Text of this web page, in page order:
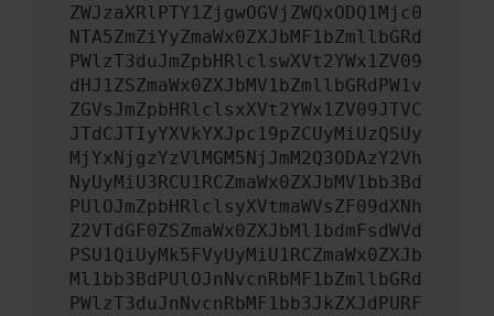
ZWJzaXRlPTY1ZjgwOGVjZWQxODQ1Mjc0
NTA5ZmZiYyZmaWx0ZXJbMF1bZmllbGRd
PWlzT3duJmZpbHRlclswXVt2YWx1ZV09
dHJ1ZSZmaWx0ZXJbMV1bZmllbGRdPW1v
ZGVsJmZpbHRlclsxXVt2YWx1ZV09JTVC
JTdCJTIyYXVkYXJpc19pZCUyMiUzQSUy
MjYxNjgzYzVlMGM5NjJmM2Q3ODAzY2Vh
NyUyMiU3RCU1RCZmaWx0ZXJbMV1bb3Bd
PUlOJmZpbHRlclsyXVtmaWVsZF09dXNh
Z2VTdGF0ZSZmaWx0ZXJbMl1bdmFsdWVd
PSU1QiUyMk5FVyUyMiU1RCZmaWx0ZXJb
Ml1bb3BdPUlOJnNvcnRbMF1bZmllbGRd
PWlzT3duJnNvcnRbMF1bb3JkZXJdPURF